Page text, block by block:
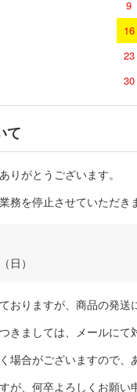
9
16
23
30
て
りがとうございます。
を停止させていただき
日）
おりますが、商品の発送
きましては、メールにて
場合がございますので、
、何卒よろしくお願い